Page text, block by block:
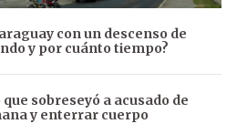
con un descenso de
y por cuánto tiempo?
sobreseyó a acusado de
y enterrar cuerpo